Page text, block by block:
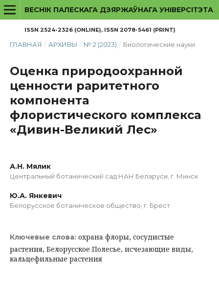
ISSN 2524-2326 (ONLINE), ISSN 2078-5461 (PRINT)
ГЛАВНАЯ / АРХИВЫ / № 2 (2023) / Биологические науки
Оценка природоохранной
ценности раритетного
компонента
флористического комплекса
«Дивин-Великий Лес»
А.Н. Мялик
Центральный ботанический сад НАН Беларуси, г. Минск
Ю.А. Янкевич
Белорусское ботаническое общество, г. Брест
Ключевые слова: охрана флоры, сосудистые
растения, Белорусское Полесье, исчезающие виды,
кальцефильные растения